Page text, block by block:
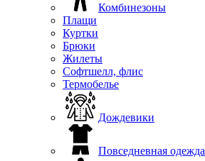
Комбинезоны
Плащи
Куртки
Брюки
Жилеты
Софтшелл, флис
Термобелье
Дождевики
Повседневная одежда